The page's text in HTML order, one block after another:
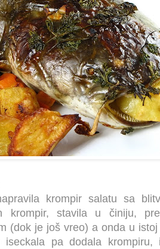
krompir salatu sa
krompir, stavila u činiju,
(dok je još vreo) a onda u
iseckala pa dodala